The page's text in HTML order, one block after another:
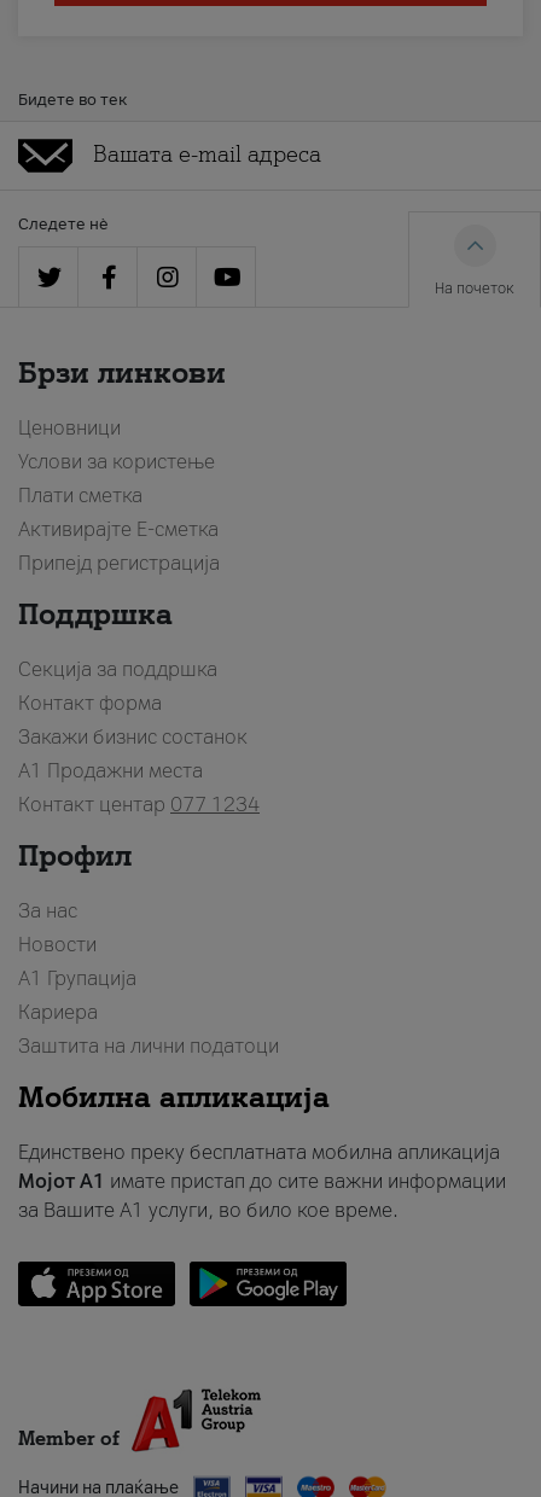
Бидете во тек
Следете нè
На почеток
Брзи линкови
Ценовници
Услови за користење
Плати сметка
Активирајте Е-сметка
Припејд регистрација
Поддршка
Секција за поддршка
Контакт форма
Закажи бизнис состанок
A1 Продажни места
Контакт центар 077 1234
Профил
За нас
Новости
А1 Групација
Кариера
Заштита на лични податоци
Мобилна апликација
Единствено преку бесплатната мобилна апликација
Мојот A1 имате пристап до сите важни информации
за Вашите A1 услуги, во било кое време.
Member of
Начини на плаќање